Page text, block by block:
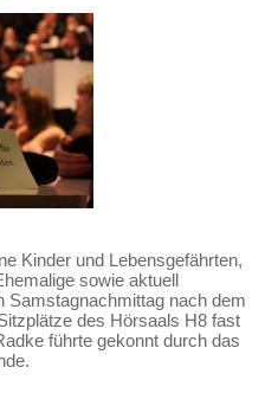
Kinder und Lebensgefährten,
sowie aktuell
Samstagnachmittag nach dem
des Hörsaals H8 fast
führte gekonnt durch das